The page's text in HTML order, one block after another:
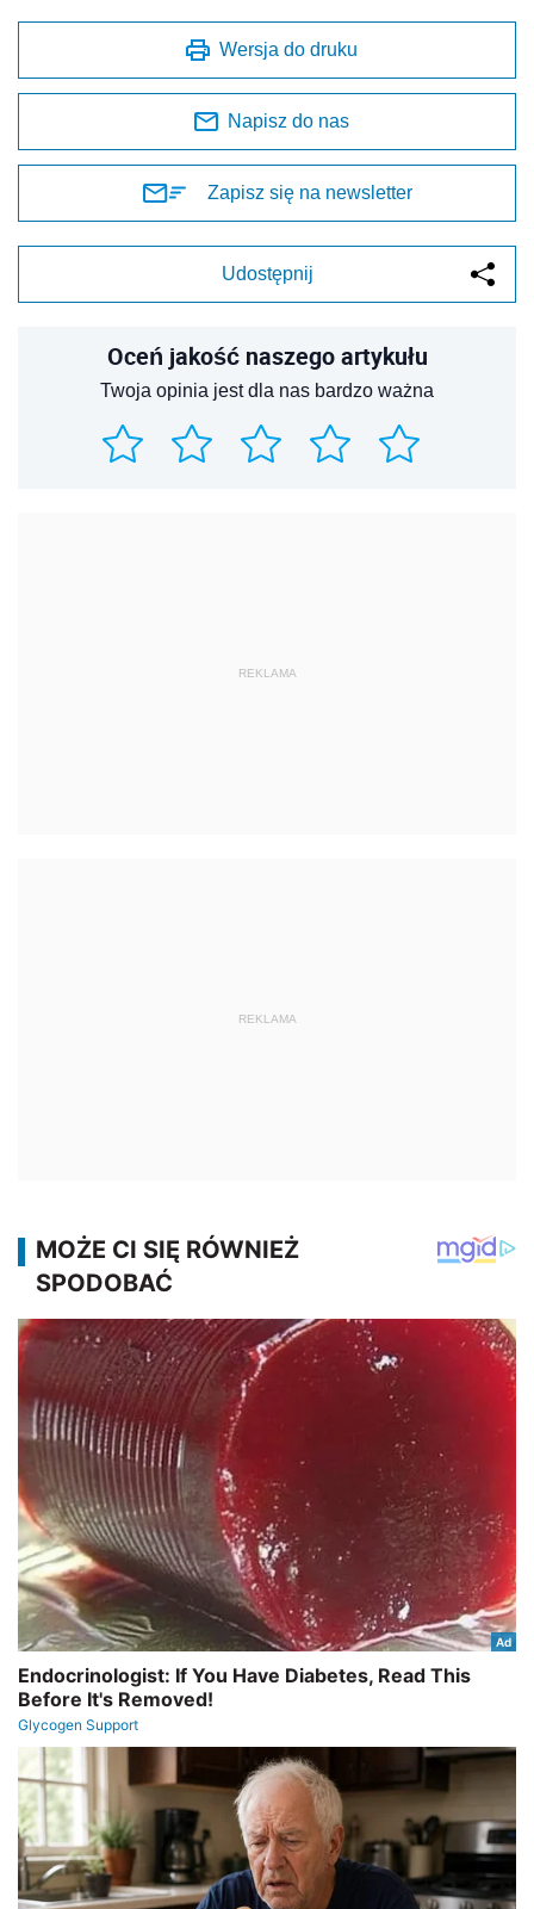
Wersja do druku
Napisz do nas
Zapisz się na newsletter
Udostępnij
Oceń jakość naszego artykułu
Twoja opinia jest dla nas bardzo ważna
REKLAMA
REKLAMA